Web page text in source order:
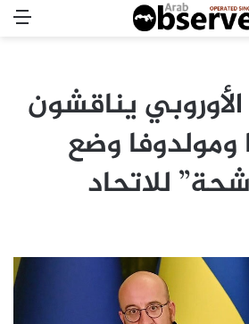
الأوروبي يناقشون
ومولدوفا وضع
للاتحاد